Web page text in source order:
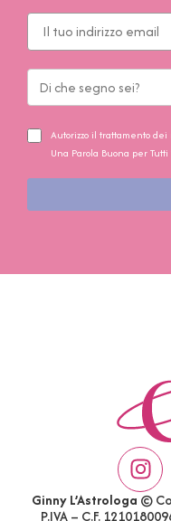
Autorizzo il trattamento
Una Parola Buona per
Ginny L’Astrologa ©
P.IVA – C.F.